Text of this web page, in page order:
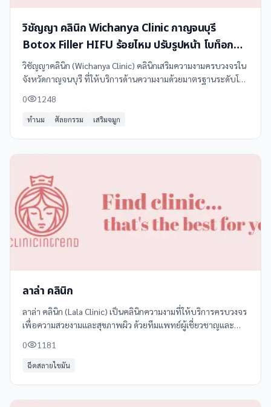
วิชัญญา คลินิก Wichanya Clinic กาญจนบุรี
Botox Filler HIFU ร้อยไหม ปรับรูปหน้า โบท็อกซ์
ฟิลเลอร์
วิชัญญาคลินิก (Wichanya Clinic) คลินิกเสริมความงามครบวงจรใน
จังหวัดกาญจนบุรี ที่ให้บริการด้านความงามด้วยมาตรฐานระดับโลก
มากว่า 10 ปี
0 1248
ทำนม ศัลยกรรม เสริมจมูก
ลาล่า คลินิก
ลาล่า คลินิก (Lala Clinic) เป็นคลินิกความงามที่ให้บริการครบวงจร
เพื่อความสวยงามและสุขภาพผิว ด้วยทีมแพทย์ผู้เชี่ยวชาญและ
(Filler)**
0 1181
ฉีดสลายไขมัน